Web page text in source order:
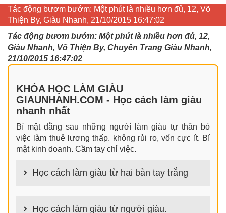
Tác động bươm bướm: Một phút là nhiều hơn đủ, 12, Võ
Thiện By, Giàu Nhanh, 21/10/2015 16:47:02
Tác động bươm bướm: Một phút là nhiều hơn đủ, 12,
Giàu Nhanh, Võ Thiện By, Chuyên Trang Giàu Nhanh,
21/10/2015 16:47:02
KHÓA HỌC LÀM GIÀU
GIAUNHANH.COM - Học cách làm giàu
nhanh nhất
Bí mật đằng sau những người làm giàu tự thân bỏ
việc làm thuê lương thấp. không rủi ro, vốn cực ít. Bí
mật kinh doanh. Cầm tay chỉ việc.
Học cách làm giàu từ hai bàn tay trắng
nhưng hiệu quả bất ngờ. Bạn có thể thành công ngay
Học cách làm giàu từ người giàu.